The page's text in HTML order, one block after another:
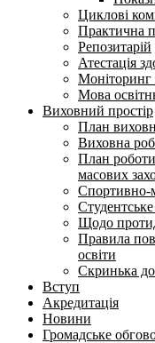
Циклові
Практична
Репозитарій
Атестація
Моніторинг
Мова
Виховний простір
План
Виховна
План
масових
Спортивно-
Щодо
Правила
освіти
Скринька
Вступ
Акредитація
Новини
Громадське